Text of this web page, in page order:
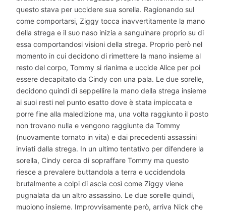
questo stava per uccidere sua sorella. Ragionando sul
come comportarsi, Ziggy tocca inavvertitamente la mano
della strega e il suo naso inizia a sanguinare proprio su di
essa comportandosi visioni della strega. Proprio però nel
momento in cui decidono di rimettere la mano insieme al
resto del corpo, Tommy si rianima e uccide Alice per poi
essere decapitato da Cindy con una pala. Le due sorelle,
decidono quindi di seppellire la mano della strega insieme
ai suoi resti nel punto esatto dove è stata impiccata e
porre fine alla maledizione ma, una volta raggiunto il posto
non trovano nulla e vengono raggiunte da Tommy
(nuovamente tornato in vita) e dai precedenti assassini
inviati dalla strega. In un ultimo tentativo per difendere la
sorella, Cindy cerca di sopraffare Tommy ma questo
riesce a prevalere buttandola a terra e uccidendola
brutalmente a colpi di ascia così come Ziggy viene
pugnalata da un altro assassino. Le due sorelle quindi,
muoiono insieme. Improvvisamente però, arriva Nick che